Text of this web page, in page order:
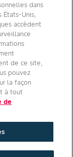
dans
États-Unis,
accèdent
de ce site,
pouvez
la façon
à tout
de